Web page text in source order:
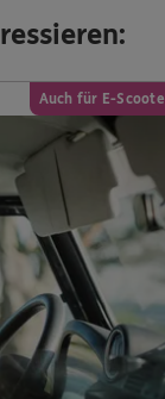
Auch für E-